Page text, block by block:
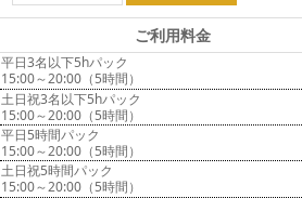
ご利用料金
平日3名以下5hパック
15:00～20:00（5時間）
土日祝3名以下5hパック
15:00～20:00（5時間）
平日5時間パック
15:00～20:00（5時間）
土日祝5時間パック
15:00～20:00（5時間）